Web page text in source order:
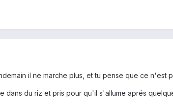
il ne marche plus, et tu pense que ce n'est
dans du riz et pris pour qu'il s'allume aprés